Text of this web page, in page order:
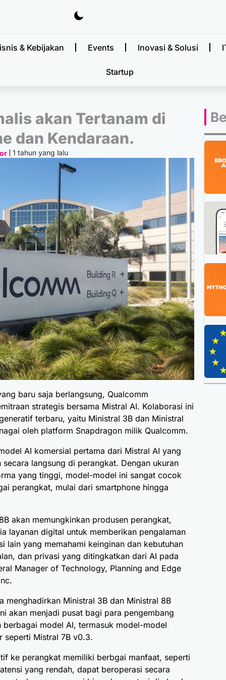
& Kebijakan Events Inovasi & Solusi
Startup
akan Tertanam di
dan Kendaraan.
1 tahun yang lalu
baru saja berlangsung, Qualcomm
strategis bersama Mistral AI. Kolaborasi ini
terbaru, yaitu Ministral 3B dan Ministral
oleh platform Snapdragon milik Qualcomm.
AI komersial pertama dari Mistral AI yang
langsung di perangkat. Dengan ukuran
yang tinggi, model-model ini sangat cocok
perangkat, mulai dari smartphone hingga
akan memungkinkan produsen perangkat,
layanan digital untuk memberikan pengalaman
lain yang memahami keinginan dan kebutuhan
dan privasi yang ditingkatkan dari AI pada
Manager of Technology, Planning and Edge
menghadirkan Ministral 3B dan Ministral 8B
akan menjadi pusat bagi para pengembang
model AI, termasuk model-model
seperti Mistral 7B v0.3.
ke perangkat memiliki berbgai manfaat, seperti
yang rendah, dapat beroperasi secara